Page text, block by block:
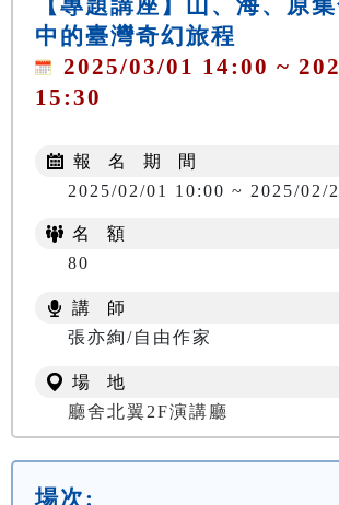
中的臺灣奇幻旅程
2025/03/01 14:00 ~
15:30
報 名 期 間
2025/02/01 10:00 ~ 2025/02/
名 額
80
講 師
張亦絢/自由作家
場 地
廳舍北翼2F演講廳
場次: